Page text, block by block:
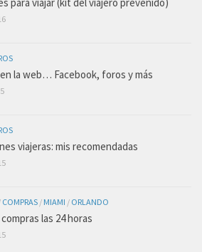
la web… Facebook, foros y más
viajeras: mis recomendadas
COMPRAS / MIAMI / ORLANDO
las 24 horas